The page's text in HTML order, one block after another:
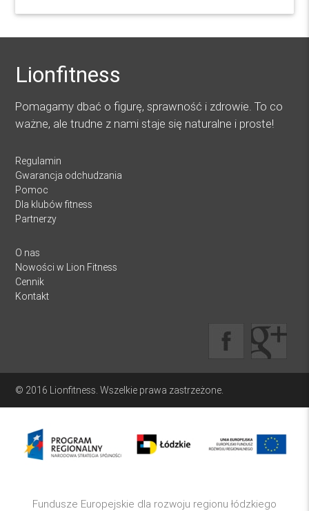
Lionfitness
Pomagamy dbać o figurę, sprawność i zdrowie. To co
ważne, ale trudne z nami staje się naturalne i proste!
Regulamin
Gwarancja odchudzania
Pomoc
Dla klubów fitness
Partnerzy
O nas
Nowości w Lion Fitness
Cennik
Kontakt
© 2016 Lionfitness. Wszelkie prawa zastrzeżone.
Fundusze Europejskie dla rozwoju regionu łódzkiego